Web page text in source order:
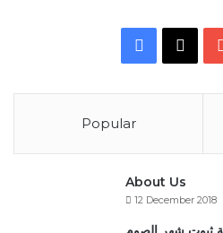
Facebook
X
Popular
About Us
12 December 2018